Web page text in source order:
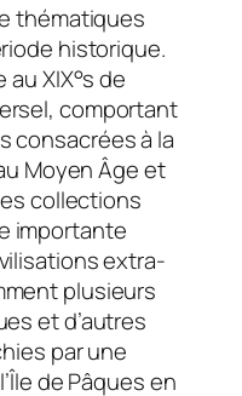
thématiques
historique.
XIX°s de
comportant
consacrées à la
Moyen Âge et
collections
importante
extra-
plusieurs
et d’autres
par une
de Pâques en